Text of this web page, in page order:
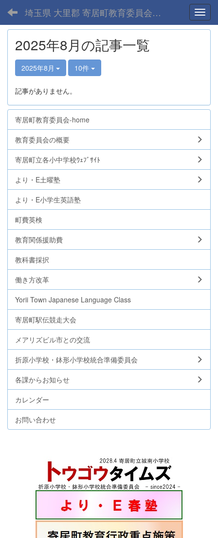
埼玉県 大里郡 寄居町教育委員会-home
2025年8月の記事一覧
2025年8月 10件
記事がありません。
寄居町教育委員会-home
教育委員会の概要
寄居町立各小中学校ｳｪﾌﾞｻｲﾄ
より・E土曜塾
より・E小学生英語塾
町費英検
教育関係援助費
教科書採択
働き方改革
Yorii Town Japanese Language Class
寄居町駅伝競走大会
メアリズビル市との交流
折原小学校・鉢形小学校統合準備委員会
各課からお知らせ
カレンダー
お問い合わせ